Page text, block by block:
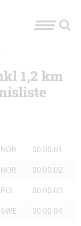
1,2 km
NOR 00.00.01
NOR 00.00.02
POL 00.00.03
SWE 00.00.04